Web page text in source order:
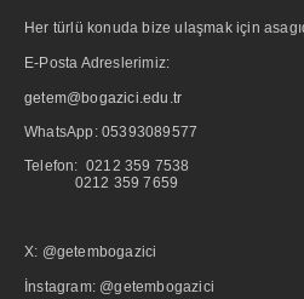
Her türlü konuda bize ulaşmak için
E-Posta Adreslerimiz:
getem@bogazici.edu.tr
WhatsApp: 05393089577
Telefon: 0212 359 7538
0212 359 7659
X: @getembogazici
İnstagram: @getembogazici